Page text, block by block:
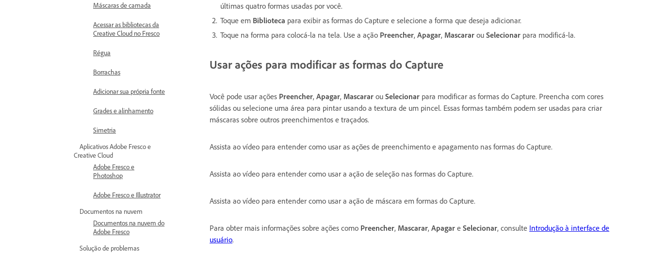
Máscaras de camada
Acessar as bibliotecas da
Creative Cloud no Fresco
Régua
Borrachas
Adicionar sua própria fonte
Grades e alinhamento
Simetria
Aplicativos Adobe Fresco e
Creative Cloud
Adobe Fresco e
Photoshop
Adobe Fresco e Illustrator
Documentos na nuvem
Documentos na nuvem do
Adobe Fresco
Solução de problemas
últimas quatro formas usadas por você.
Toque em Biblioteca para exibir as formas do Capture e selecione a forma que deseja adicionar.
Toque na forma para colocá-la na tela. Use a ação Preencher, Apagar, Mascarar ou Selecionar para modificá-la.
Usar ações para modificar as formas do Capture
Você pode usar ações Preencher, Apagar, Mascarar ou Selecionar para modificar as formas do Capture. Preencha com cores
sólidas ou selecione uma área para pintar usando a textura de um pincel. Essas formas também podem ser usadas para criar
máscaras sobre outros preenchimentos e traçados.
Assista ao vídeo para entender como usar as ações de preenchimento e apagamento nas formas do Capture.
Assista ao vídeo para entender como usar a ação de seleção nas formas do Capture.
Assista ao vídeo para entender como usar a ação de máscara em formas do Capture.
Para obter mais informações sobre ações como Preencher, Mascarar, Apagar e Selecionar, consulte Introdução à interface de
usuário.